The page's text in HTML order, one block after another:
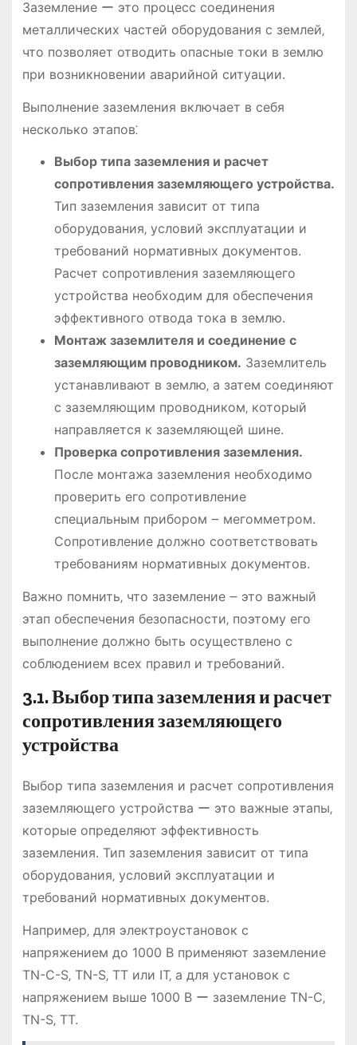
Заземление ー это процесс соединения
металлических частей оборудования с землей‚
что позволяет отводить опасные токи в землю
при возникновении аварийной ситуации.
Выполнение заземления включает в себя
несколько этапов⁚
Выбор типа заземления и расчет
сопротивления заземляющего устройства.
Тип заземления зависит от типа
оборудования‚ условий эксплуатации и
требований нормативных документов.
Расчет сопротивления заземляющего
устройства необходим для обеспечения
эффективного отвода тока в землю.
Монтаж заземлителя и соединение с
заземляющим проводником. Заземлитель
устанавливают в землю‚ а затем соединяют
с заземляющим проводником‚ который
направляется к заземляющей шине.
Проверка сопротивления заземления.
После монтажа заземления необходимо
проверить его сопротивление
специальным прибором ౼ мегомметром.
Сопротивление должно соответствовать
требованиям нормативных документов.
Важно помнить‚ что заземление ౼ это важный
этап обеспечения безопасности‚ поэтому его
выполнение должно быть осуществлено с
соблюдением всех правил и требований.
3.1. Выбор типа заземления и расчет
сопротивления заземляющего
устройства
Выбор типа заземления и расчет сопротивления
заземляющего устройства ー это важные этапы‚
которые определяют эффективность
заземления. Тип заземления зависит от типа
оборудования‚ условий эксплуатации и
требований нормативных документов.
Например‚ для электроустановок с
напряжением до 1000 В применяют заземление
TN-C-S‚ TN-S‚ TT или IT‚ а для установок с
напряжением выше 1000 В ー заземление TN-C‚
TN-S‚ TT.